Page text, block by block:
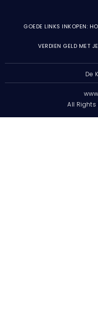
GOEDE LINKS INKOPEN:
VERDIEN GELD MET
De
All